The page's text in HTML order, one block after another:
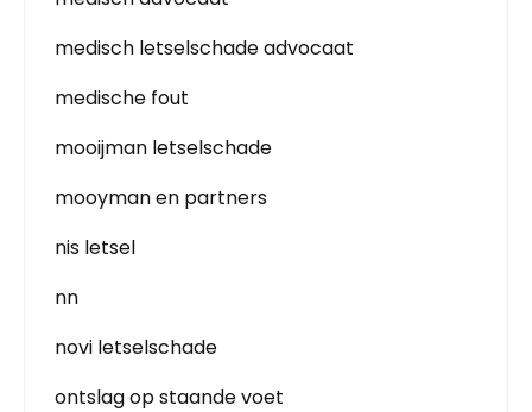
medisch letselschade advocaat
medische fout
mooijman letselschade
mooyman en partners
nis letsel
nn
novi letselschade
ontslag op staande voet